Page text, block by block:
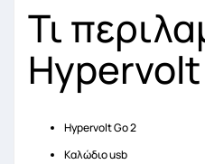
Τι
Hypervolt
Hypervolt Go 2
Καλώδιο usb